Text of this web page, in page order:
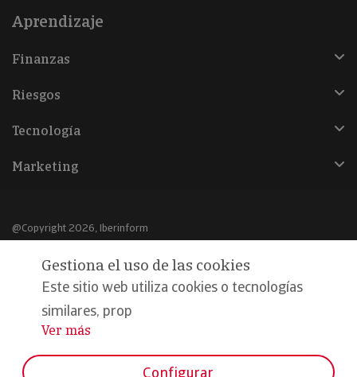
Aprendizaje
Finanzas
Riesgos
Tecnología
Marketing
@Copyright 2026, Iberinform
Aviso legal
Política de cookies
Declaración de privacidad
Gestiona el uso de las cookies
Este sitio web utiliza cookies o tecnologías
similares, prop
...
Ver más
Configurar